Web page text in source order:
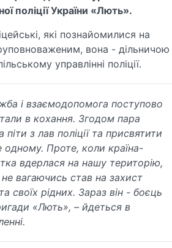
поліції України «Лють».
які познайомилися на
вона - дільничою
управлінні поліції.
і взаємодопомога поступово
в кохання. Згодом пара
піти з лав поліції та присвятити
одному. Проте, коли країна-
вдерлася на нашу територію,
вагаючись став на захист
своїх рідних. Зараз він - боєць
«Лють», – йдеться в